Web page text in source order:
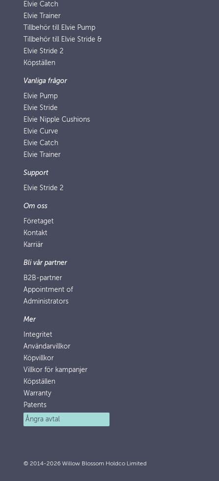
Elvie Catch
Elvie Trainer
Tillbehör till Elvie Pump
Tillbehör till Elvie Stride &
Elvie Stride 2
Köpställen
Vanliga frågor
Elvie Pump
Elvie Stride
Elvie Nipple Cushions
Elvie Curve
Elvie Catch
Elvie Trainer
Support
Elvie Stride 2
Om oss
Företaget
Kontakt
Karriär
Bli vår partner
B2B-partner
Appointment of
Administrators
Mer
Integritet
Användarvillkor
Köpvillkor
Villkor för kampanjer
Köpställen
Warranty
Patents
Ångra avtal
© 2014-2026 Willow Blossom Holdco Limited